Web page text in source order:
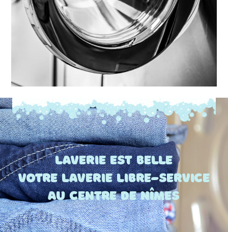
Laverie est belle
votre laverie libre-service
au centre de Nîmes